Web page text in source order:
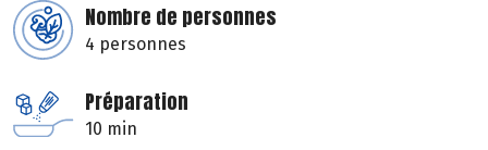
Nombre de personnes
4 personnes
Préparation
10 min